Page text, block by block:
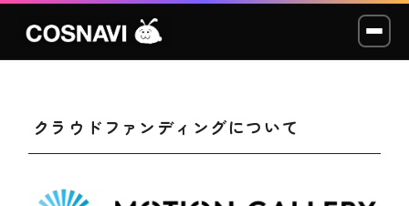
コスプレイベント
クラウドファンディングについて